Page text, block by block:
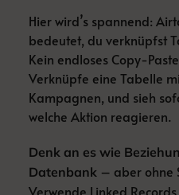
Hier wird’s spannend:
bedeutet, du verknüpfst
Kein endloses Copy-
Verknüpfe eine Tabelle
Kampagnen, und sieh
welche Aktion reagieren.
Denk an es wie
Datenbank – aber ohne
Verwende Linked